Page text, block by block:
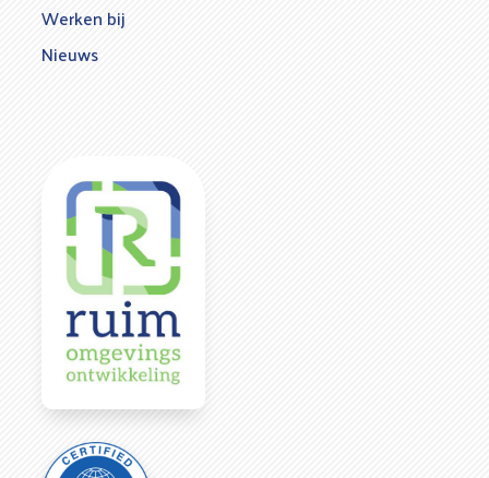
Werken bij
Nieuws